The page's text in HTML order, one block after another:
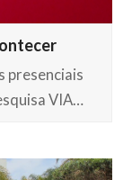
presenciais
VIA…